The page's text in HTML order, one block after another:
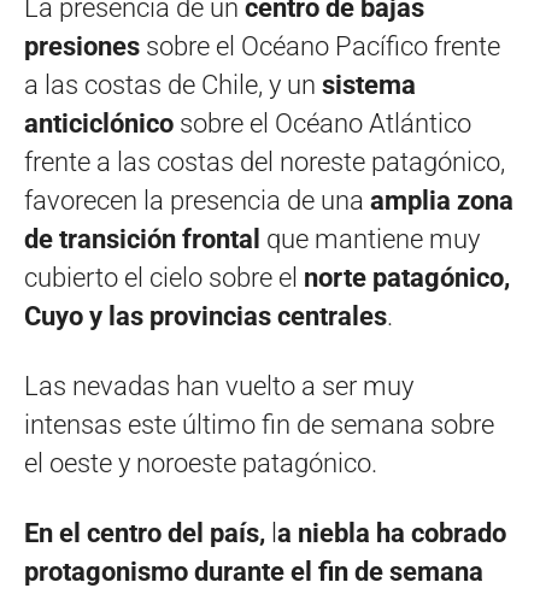
La presencia de un centro de bajas
presiones sobre el Océano Pacífico frente
a las costas de Chile, y un sistema
anticiclónico sobre el Océano Atlántico
frente a las costas del noreste patagónico,
favorecen la presencia de una amplia zona
de transición frontal que mantiene muy
cubierto el cielo sobre el norte patagónico,
Cuyo y las provincias centrales.
Las nevadas han vuelto a ser muy
intensas este último fin de semana sobre
el oeste y noroeste patagónico.
En el centro del país, a niebla ha cobrado
protagonismo durante el fin de semana